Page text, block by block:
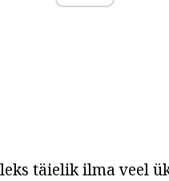
täielik ilma veel